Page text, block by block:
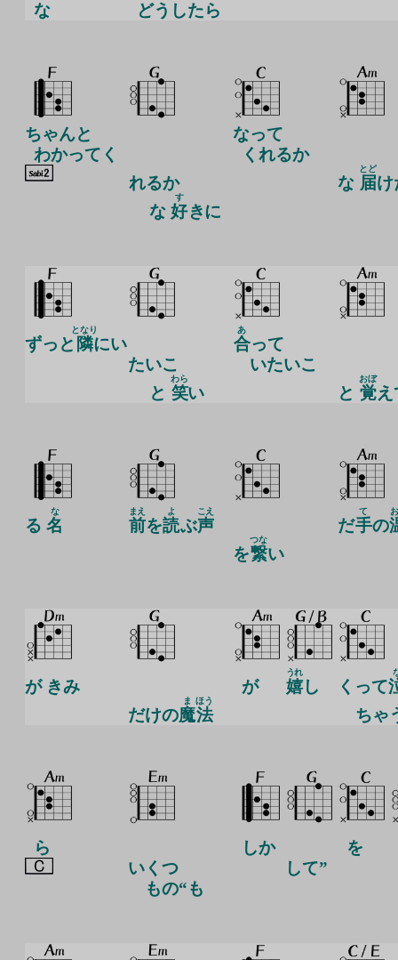
な どうしたら
ちゃんと
わかってく
れるか
な 好
す
きに
なって
くれるか
な 届
とど
け
ずっと 隣
となり
にい
たいこ
と 笑
わら
い
合
あ
って
いたいこ
と 覚
おぼ
え
る名
な
前
まえ
を読
よ
ぶ声
こえ
を繋
つな
い
だ手
て
の
が きみ
だけの魔
ま
法
ほう
が 嬉
うれ
し くって
ちゃ
ら
いくつ
もの“も
しか
して”
を